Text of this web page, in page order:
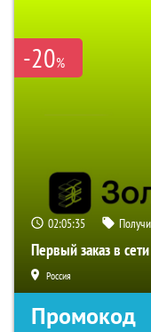
-20%
02:05:34
Первый заказ в
Россия
Промокод